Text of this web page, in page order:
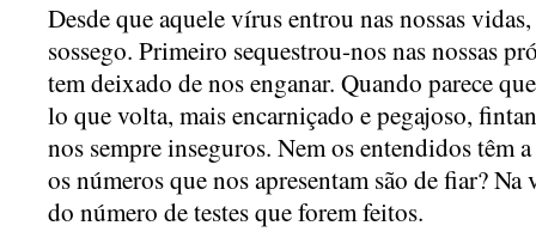
Desde que aquele vírus entrou nas nossas
sossego. Primeiro sequestrou-nos nas nossas
tem deixado de nos enganar. Quando parece
lo que volta, mais encarniçado e pegajoso,
nos sempre inseguros. Nem os entendidos têm
os números que nos apresentam são de fiar?
do número de testes que forem feitos.